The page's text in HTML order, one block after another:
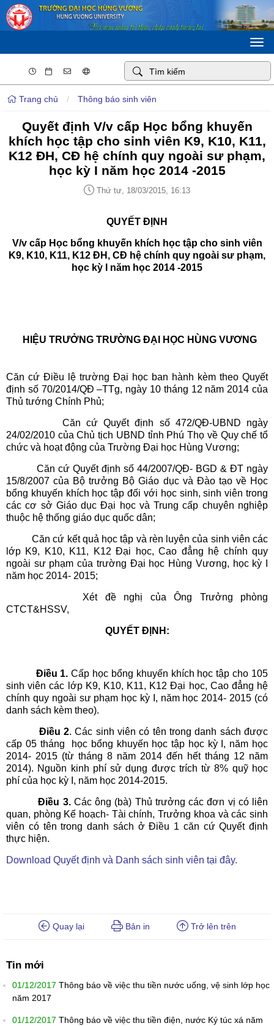
Trang chủ / Thông báo sinh viên
Quyết định V/v cấp Học bổng khuyến
khích học tập cho sinh viên K9, K10, K11,
K12 ĐH, CĐ hệ chính quy ngoài sư phạm,
học kỳ I năm học 2014 -2015
Thứ tư, 18/03/2015, 16:13
QUYẾT ĐỊNH
V/v cấp Học bổng khuyến khích học tập cho sinh viên
K9, K10, K11, K12 ĐH, CĐ hệ chính quy ngoài sư phạm,
học kỳ I năm học 2014 -2015
HIỆU TRƯỞNG TRƯỜNG ĐẠI HỌC HÙNG VƯƠNG
Căn cứ Điều lệ trường Đại học ban hành kèm theo Quyết
định số 70/2014/QĐ –TTg, ngày 10 tháng 12 năm 2014 của
Thủ tướng Chính Phủ;
Căn cứ Quyết định số 472/QĐ-UBND ngày
24/02/2010 của Chủ tịch UBND tỉnh Phú Thọ về Quy chế tổ
chức và hoạt động của Trường Đại học Hùng Vương;
Căn cứ Quyết định số 44/2007/QĐ- BGD & ĐT ngày
15/8/2007 của Bộ trưởng Bộ Giáo dục và Đào tạo về Học
bổng khuyến khích học tập đối với học sinh, sinh viên trong
các cơ sở Giáo dục Đại học và Trung cấp chuyên nghiệp
thuộc hệ thống giáo dục quốc dân;
Căn cứ kết quả học tập và rèn luyện của sinh viên các
lớp K9, K10, K11, K12 Đại học, Cao đẳng hệ chính quy
ngoài sư phạm của trường Đại học Hùng Vương, học kỳ I
năm học 2014- 2015;
Xét đề nghị của Ông Trưởng phòng
CTCT&HSSV,
QUYẾT ĐỊNH:
Điều 1. Cấp học bổng khuyến khích học tập cho 105
sinh viên các lớp K9, K10, K11, K12 Đại học, Cao đẳng hệ
chính quy ngoài sư phạm học kỳ I, năm học 2014- 2015 (có
danh sách kèm theo).
Điều 2. Các sinh viên có tên trong danh sách được
cấp 05 tháng học bổng khuyến học tập học kỳ I, năm học
2014- 2015 (từ tháng 8 năm 2014 đến hết tháng 12 năm
2014). Nguồn kinh phí sử dụng được trích từ 8% quỹ học
phí của học kỳ I, năm học 2014-2015.
Điều 3.Các ông (bà) Thủ trưởng các đơn vị có liên
quan, phòng Kế hoạch- Tài chính, Trưởng khoa và các sinh
viên có tên trong danh sách ở Điều 1 căn cứ Quyết định
thực hiện.
Download Quyết định và Danh sách sinh viên tại đây.
Quay lại Bản in Trở lên trên
Tin mới
01/12/2017 Thông báo về việc thu tiền nước uống, vệ sinh lớp học
năm 2017
01/12/2017 Thông báo về việc thu tiền điện, nước Ký túc xá năm